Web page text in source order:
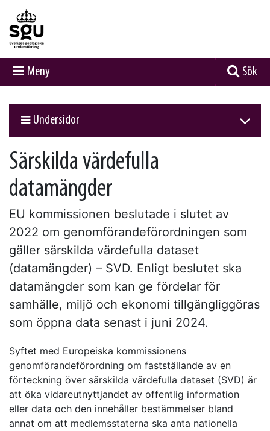
Meny Sök
Undersidor
Särskilda värdefulla
datamängder
EU kommissionen beslutade i slutet av
2022 om genomförandeförordningen som
gäller särskilda värdefulla dataset
(datamängder) – SVD. Enligt beslutet ska
datamängder som kan ge fördelar för
samhälle, miljö och ekonomi tillgängliggöras
som öppna data senast i juni 2024.
Syftet med Europeiska kommissionens
genomförandeförordning om fastställande av en
förteckning över särskilda värdefulla dataset (SVD) är
att öka vidareutnyttjandet av offentlig information
eller data och den innehåller bestämmelser bland
annat om att medlemsstaterna ska anta nationella